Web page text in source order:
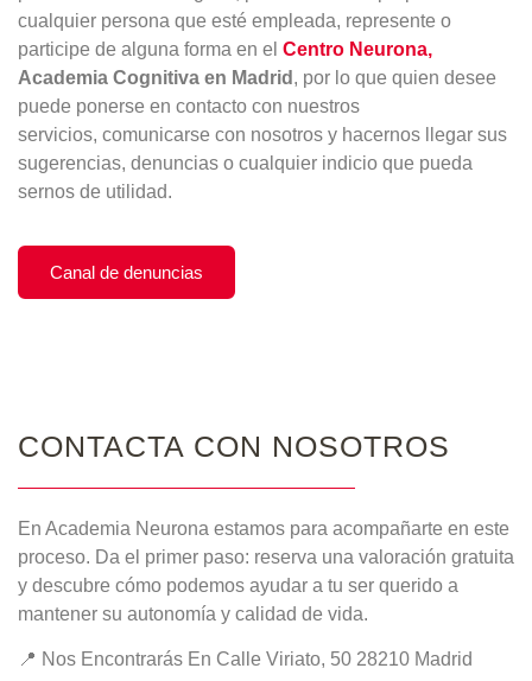
cualquier persona que esté empleada, represente o
participe de alguna forma en el Centro Neurona,
Academia Cognitiva en Madrid , por lo que quien desee
puede ponerse en contacto con nuestros
servicios, comunicarse con nosotros y hacernos llegar sus
sugerencias, denuncias o cualquier indicio que pueda
sernos de utilidad.
Canal de denuncias
CONTACTA CON NOSOTROS
En Academia Neurona estamos para acompañarte en este
proceso. Da el primer paso: reserva una valoración gratuita
y descubre cómo podemos ayudar a tu ser querido a
mantener su autonomía y calidad de vida.
📍 Nos Encontrarás En Calle Viriato, 50 28210 Madrid